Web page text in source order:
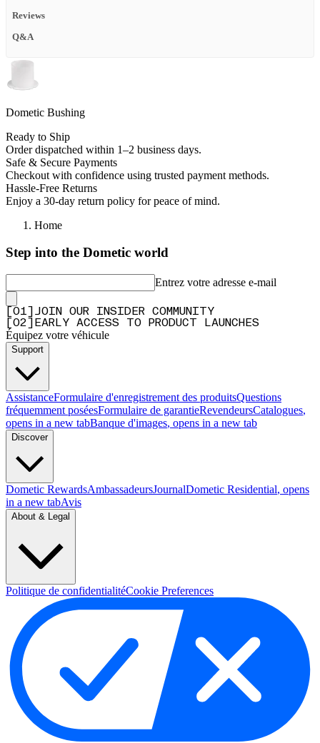
Reviews
Q&A
Dometic Bushing
Ready to Ship
Order dispatched within 1–2 business days.
Safe & Secure Payments
Checkout with confidence using trusted payment methods.
Hassle-Free Returns
Enjoy a 30-day return policy for peace of mind.
Home
Step into the Dometic world
Entrez votre adresse e-mail
01
JOIN OUR INSIDER COMMUNITY
02 EARLY ACCESS TO PRODUCT LAUNCHES
Équipez votre véhicule
Support
AssistanceFormulaire d'enregistrement des produitsQuestions
fréquemment poséesFormulaire de garantieRevendeursCatalogues,
opens in a new tabBanque d'images, opens in a new tab
Discover
Dometic RewardsAmbassadeursJournalDometic Residential, opens
in a new tabAvis
About & Legal
Politique de confidentialitéCookie Preferences